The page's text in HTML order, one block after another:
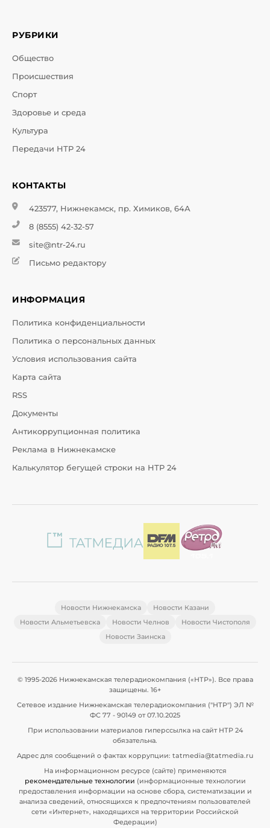
РУБРИКИ
Общество
Происшествия
Спорт
Здоровье и среда
Культура
Передачи НТР 24
КОНТАКТЫ
423577, Нижнекамск, пр. Химиков, 64А
8 (8555) 42-32-57
site@ntr-24.ru
Письмо редактору
ИНФОРМАЦИЯ
Политика конфиденциальности
Политика о персональных данных
Условия использования сайта
Карта сайта
RSS
Документы
Антикоррупционная политика
Реклама в Нижнекамске
Калькулятор бегущей строки на НТР 24
Новости Нижнекамска
Новости Казани
Новости Альметьевска
Новости Челнов
Новости Чистополя
Новости Заинска
© 1995-2026 Нижнекамская телерадиокомпания («НТР»). Все права
защищены. 16+
Сетевое издание Нижнекамская телерадиокомпания ("НТР") ЭЛ №
ФС 77 - 90149 от 07.10.2025
При использовании материалов гиперссылка на сайт НТР 24
обязательна.
Адрес для сообщений о фактах коррупции: tatmedia@tatmedia.ru
На информационном ресурсе (сайте) применяются
рекомендательные технологии (информационные технологии
предоставления информации на основе сбора, систематизации и
анализа сведений, относящихся к предпочтениям пользователей
сети «Интернет», находящихся на территории Российской
Федерации)